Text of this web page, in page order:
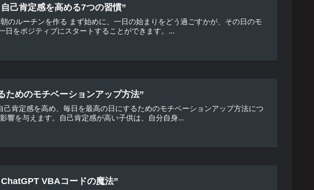
己肯定感を高める7つの習慣”
のルーチンを作る まず始めに、一日の始まりをどう過ごすかが、その日のモ
をポジティブにスタートすることができます。...
ためのモチベーションアップ方法”
肯定感を高め、毎日を最高の日にするためのモチベーションアップ方法につ
響を与えます。自己肯定感が高い子供は、自分自身...
VBAコードの魔法”